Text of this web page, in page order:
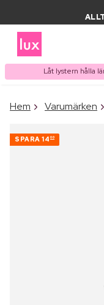
Låt lystern hålla
Hem Varumärken
SPARA 14 00